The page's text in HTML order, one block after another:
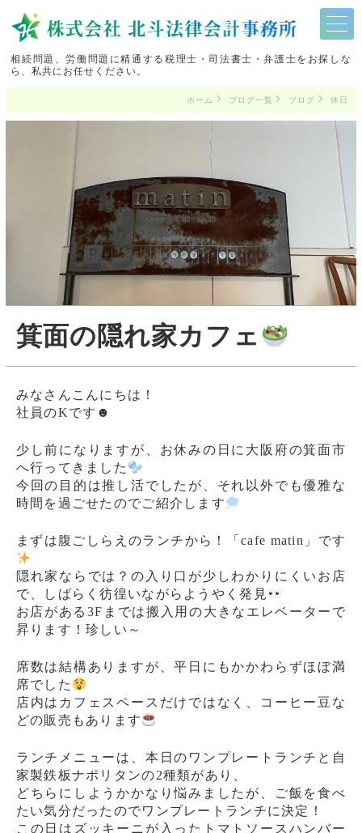
相続問題、労働問題に精通する税理士・司法書士・弁護士をお探しな
ら、私共にお任せください。
ホーム ブログ一覧 ブログ 休日
箕面の隠れ家カフェ
みなさんこんにちは！
社員のKです☻
少し前になりますが、お休みの日に大阪府の箕面市
へ行ってきました
今回の目的は推し活でしたが、それ以外でも優雅な
時間を過ごせたのでご紹介します
まずは腹ごしらえのランチから！「cafe matin」です
隠れ家ならでは？の入り口が少しわかりにくいお店
で、しばらく彷徨いながらようやく発見
お店がある3Fまでは搬入用の大きなエレベーターで
昇ります！珍しい～
席数は結構ありますが、平日にもかかわらずほぼ満
席でした
店内はカフェスペースだけではなく、コーヒー豆な
どの販売もあります
ランチメニューは、本日のワンプレートランチと自
家製鉄板ナポリタンの2種類があり、
どちらにしようかかなり悩みましたが、ご飯を食べ
たい気分だったのでワンプレートランチに決定！
この日はズッキーニが入ったトマトソースハンバー